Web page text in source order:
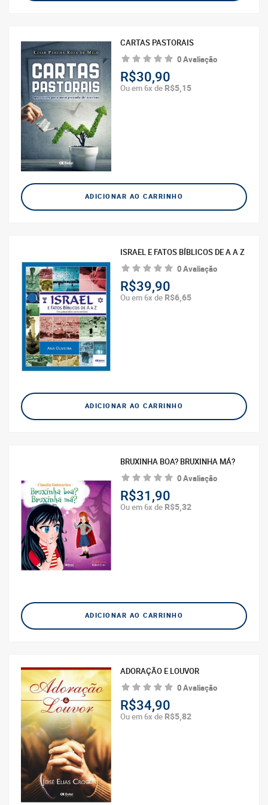
CARTAS PASTORAIS
0 Avaliação
R$30,90
Ou em 6x de R$5,15
ADICIONAR AO CARRINHO
ISRAEL E FATOS BÍBLICOS DE A A Z
0 Avaliação
R$39,90
Ou em 6x de R$6,65
ADICIONAR AO CARRINHO
BRUXINHA BOA? BRUXINHA MÁ?
0 Avaliação
R$31,90
Ou em 6x de R$5,32
ADICIONAR AO CARRINHO
ADORAÇÃO E LOUVOR
0 Avaliação
R$34,90
Ou em 6x de R$5,82